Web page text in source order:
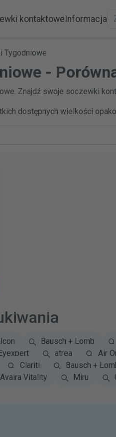
kontaktoweInformacja
Tygodniowe
-
Znajdź swoje soczewki
dostępnych wielkości
Bausch + Lomb
atrea Air
Clariti Bausch +
Avaira Vitality Miru